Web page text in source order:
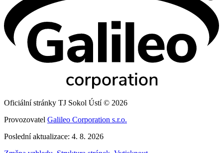
Oficiální stránky TJ Sokol Ústí © 2026
Provozovatel Galileo Corporation s.r.o.
Poslední aktualizace: 4. 8. 2026